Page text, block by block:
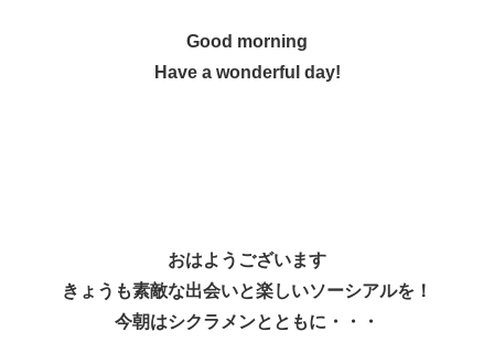
Good morning
Have a wonderful day!
おはようございます
きょうも素敵な出会いと楽しいソーシアルを！
今朝はシクラメンとともに・・・